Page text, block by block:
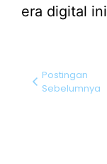
era digital
Postingan
Sebelumnya